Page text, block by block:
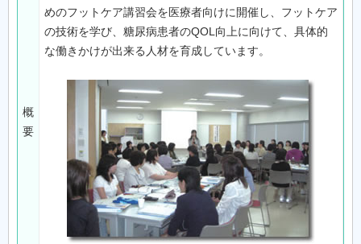
概
要
めのフットケア講習会を医療者向けに開催し、フットケア
の技術を学び、糖尿病患者のQOL向上に向けて、具体的
な働きかけが出来る人材を育成しています。